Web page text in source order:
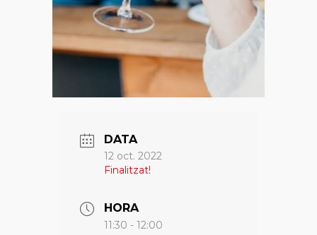
DATA
12 oct. 2022
Finalitzat!
HORA
11:30 - 12:00